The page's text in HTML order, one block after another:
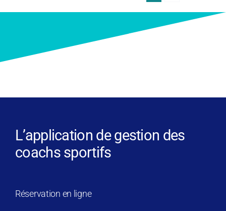
L’application de gestion des
coachs sportifs
Réservation en ligne